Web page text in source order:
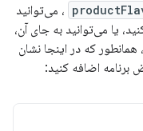
، می‌توانید
یا می‌توانید به جای آن،
، همانطور که در اینجا نشان
اضافه کنید: